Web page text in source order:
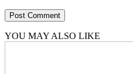
YOU MAY ALSO LIKE